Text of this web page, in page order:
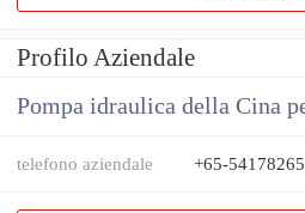
Profilo Aziendale
telefono aziendale +65-54178265